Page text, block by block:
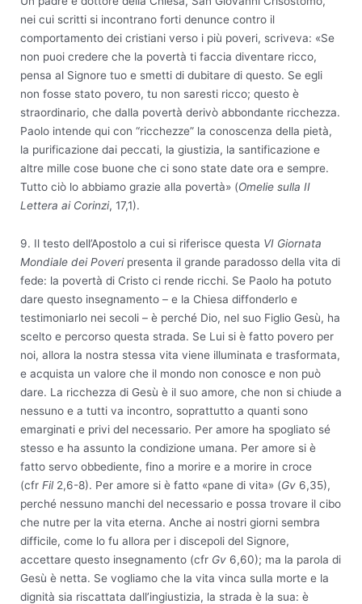
nei cui scritti si incontrano forti denunce contro il
comportamento dei cristiani verso i più poveri, scriveva: «Se
non puoi credere che la povertà ti faccia diventare ricco,
pensa al Signore tuo e smetti di dubitare di questo. Se egli
non fosse stato povero, tu non saresti ricco; questo è
straordinario, che dalla povertà derivò abbondante ricchezza.
Paolo intende qui con “ricchezze” la conoscenza della pietà,
la purificazione dai peccati, la giustizia, la santificazione e
altre mille cose buone che ci sono state date ora e sempre.
Tutto ciò lo abbiamo grazie alla povertà» (Omelie sulla II
Lettera ai Corinzi, 17,1).
9. Il testo dell’Apostolo a cui si riferisce questa VI Giornata
Mondiale dei Poveri presenta il grande paradosso della vita di
fede: la povertà di Cristo ci rende ricchi. Se Paolo ha potuto
dare questo insegnamento – e la Chiesa diffonderlo e
testimoniarlo nei secoli – è perché Dio, nel suo Figlio Gesù, ha
scelto e percorso questa strada. Se Lui si è fatto povero per
noi, allora la nostra stessa vita viene illuminata e trasformata,
e acquista un valore che il mondo non conosce e non può
dare. La ricchezza di Gesù è il suo amore, che non si chiude a
nessuno e a tutti va incontro, soprattutto a quanti sono
emarginati e privi del necessario. Per amore ha spogliato sé
stesso e ha assunto la condizione umana. Per amore si è
fatto servo obbediente, fino a morire e a morire in croce
(cfr Fil2,6-8). Per amore si è fatto «pane di vita» (Gv 6,35),
perché nessuno manchi del necessario e possa trovare il cibo
che nutre per la vita eterna. Anche ai nostri giorni sembra
difficile, come lo fu allora per i discepoli del Signore,
accettare questo insegnamento (cfr Gv 6,60); ma la parola di
Gesù è netta. Se vogliamo che la vita vinca sulla morte e la
dignità sia riscattata dall’ingiustizia, la strada è la sua: è